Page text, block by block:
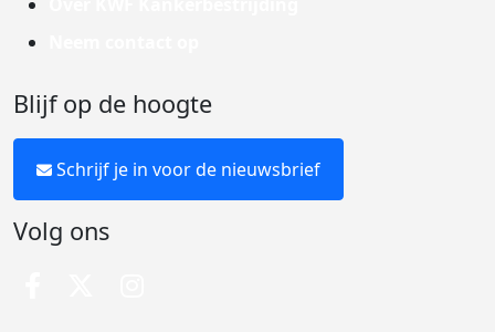
Blijf op de hoogte
Schrijf je in voor de nieuwsbrief
Volg ons